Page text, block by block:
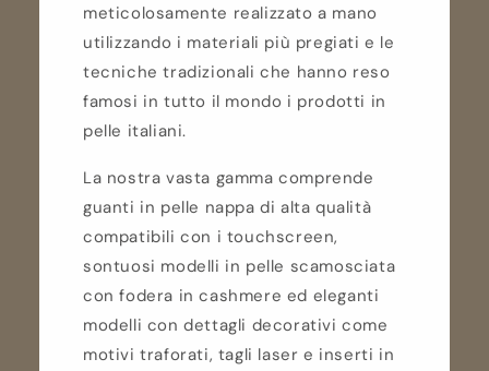
meticolosamente realizzato a mano
utilizzando i materiali più pregiati e le
tecniche tradizionali che hanno reso
famosi in tutto il mondo i prodotti in
pelle italiani.
La nostra vasta gamma comprende
guanti in pelle nappa di alta qualità
compatibili con i touchscreen,
sontuosi modelli in pelle scamosciata
con fodera in cashmere ed eleganti
modelli con dettagli decorativi come
motivi traforati, tagli laser e inserti in